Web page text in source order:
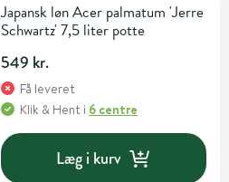
Japansk løn Acer palmatum 'Jerre
Schwartz' 7,5 liter potte
549 kr.
Få leveret
Klik & Hent i 6 centre
Læg i kurv